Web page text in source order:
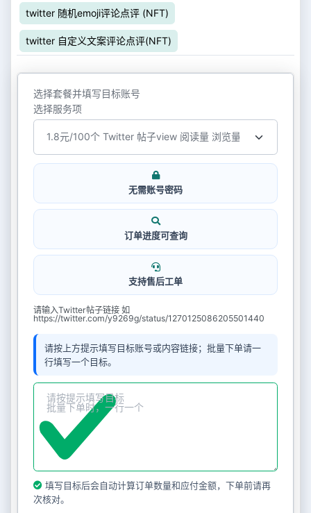
twitter 随机emoji评论点评 (NFT)
twitter 自定义文案评论点评(NFT)
选择套餐并填写目标账号
选择服务项
无需账号密码
订单进度可查询
支持售后工单
请输入Twitter帖子链接 如
https://twitter.com/y9269g/status/1270125086205501440
请按上方提示填写目标账号或内容链接；批量下单请一
行填写一个目标。
填写目标后会自动计算订单数量和应付金额，下单前请再
次核对。